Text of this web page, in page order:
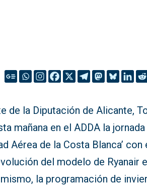
de la Diputación de Alicante,
mañana en el ADDA la
Aérea de la Costa Blanca’
del modelo de Ryanair
la programación de